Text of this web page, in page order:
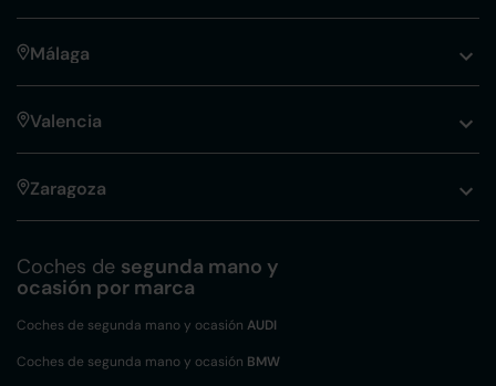
Málaga
Valencia
Zaragoza
Coches de segunda mano y
ocasión por marca
Coches de segunda mano y ocasión AUDI
Coches de segunda mano y ocasión BMW